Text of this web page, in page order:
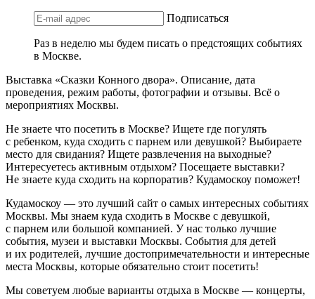
Подписаться
Раз в неделю мы будем писать о предстоящих событиях
в Москве.
Выставка «Сказки Конного двора». Описание, дата
проведения, режим работы, фотографии и отзывы. Всё о
мероприятиях Москвы.
Не знаете что посетить в Москве? Ищете где погулять
с ребенком, куда сходить с парнем или девушкой? Выбираете
место для свидания? Ищете развлечения на выходные?
Интересуетесь активным отдыхом? Посещаете выставки?
Не знаете куда сходить на корпоратив? Кудамоскоу поможет!
Кудамоскоу — это лучший сайт о самых интересных событиях
Москвы. Мы знаем куда сходить в Москве с девушкой,
с парнем или большой компанией. У нас только лучшие
события, музеи и выставки Москвы. События для детей
и их родителей, лучшие достопримечательности и интересные
места Москвы, которые обязательно стоит посетить!
Мы советуем любые варианты отдыха в Москве — концерты,